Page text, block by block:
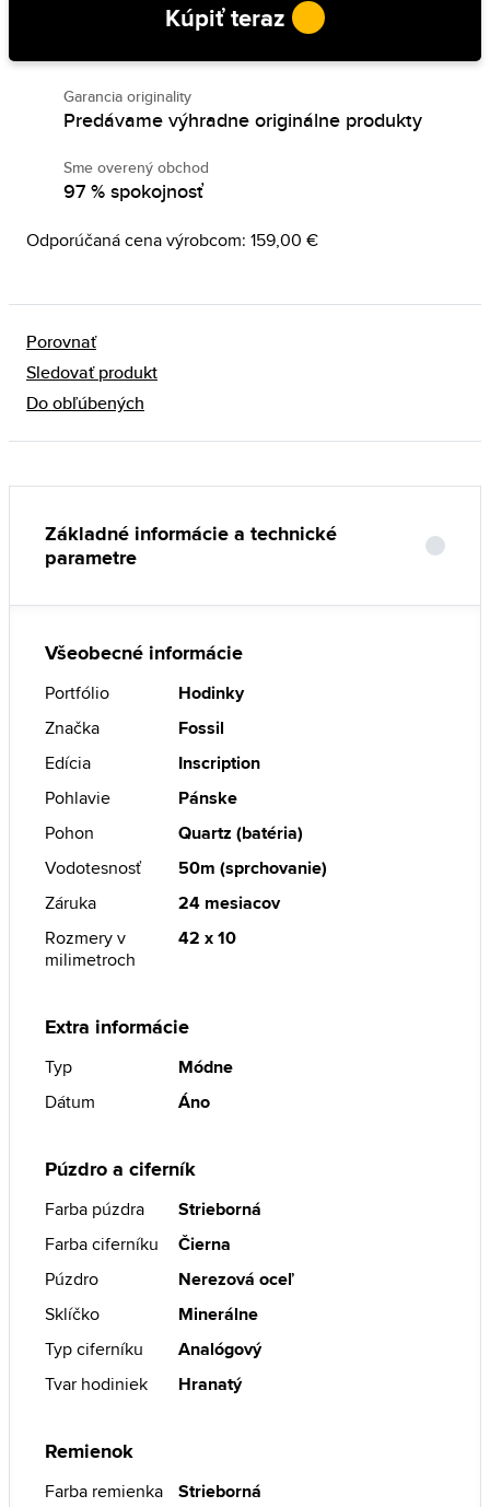
Kúpiť teraz
Garancia originality
Predávame výhradne originálne produkty
Sme overený obchod
97 % spokojnosť
Odporúčaná cena výrobcom: 159,00 €
Porovnať
Sledovať produkt
Do obľúbených
Základné informácie a technické
parametre
Všeobecné informácie
Portfólio
Hodinky
Značka
Fossil
Edícia
Inscription
Pohlavie
Pánske
Pohon
Quartz (batéria)
Vodotesnosť
50m (sprchovanie)
Záruka
24 mesiacov
Rozmery v
milimetroch
42 x 10
Extra informácie
Typ
Módne
Dátum
Áno
Púzdro a ciferník
Farba púzdra
Strieborná
Farba ciferníku
Čierna
Púzdro
Nerezová oceľ
Sklíčko
Minerálne
Typ ciferníku
Analógový
Tvar hodiniek
Hranatý
Remienok
Farba remienka Strieborná